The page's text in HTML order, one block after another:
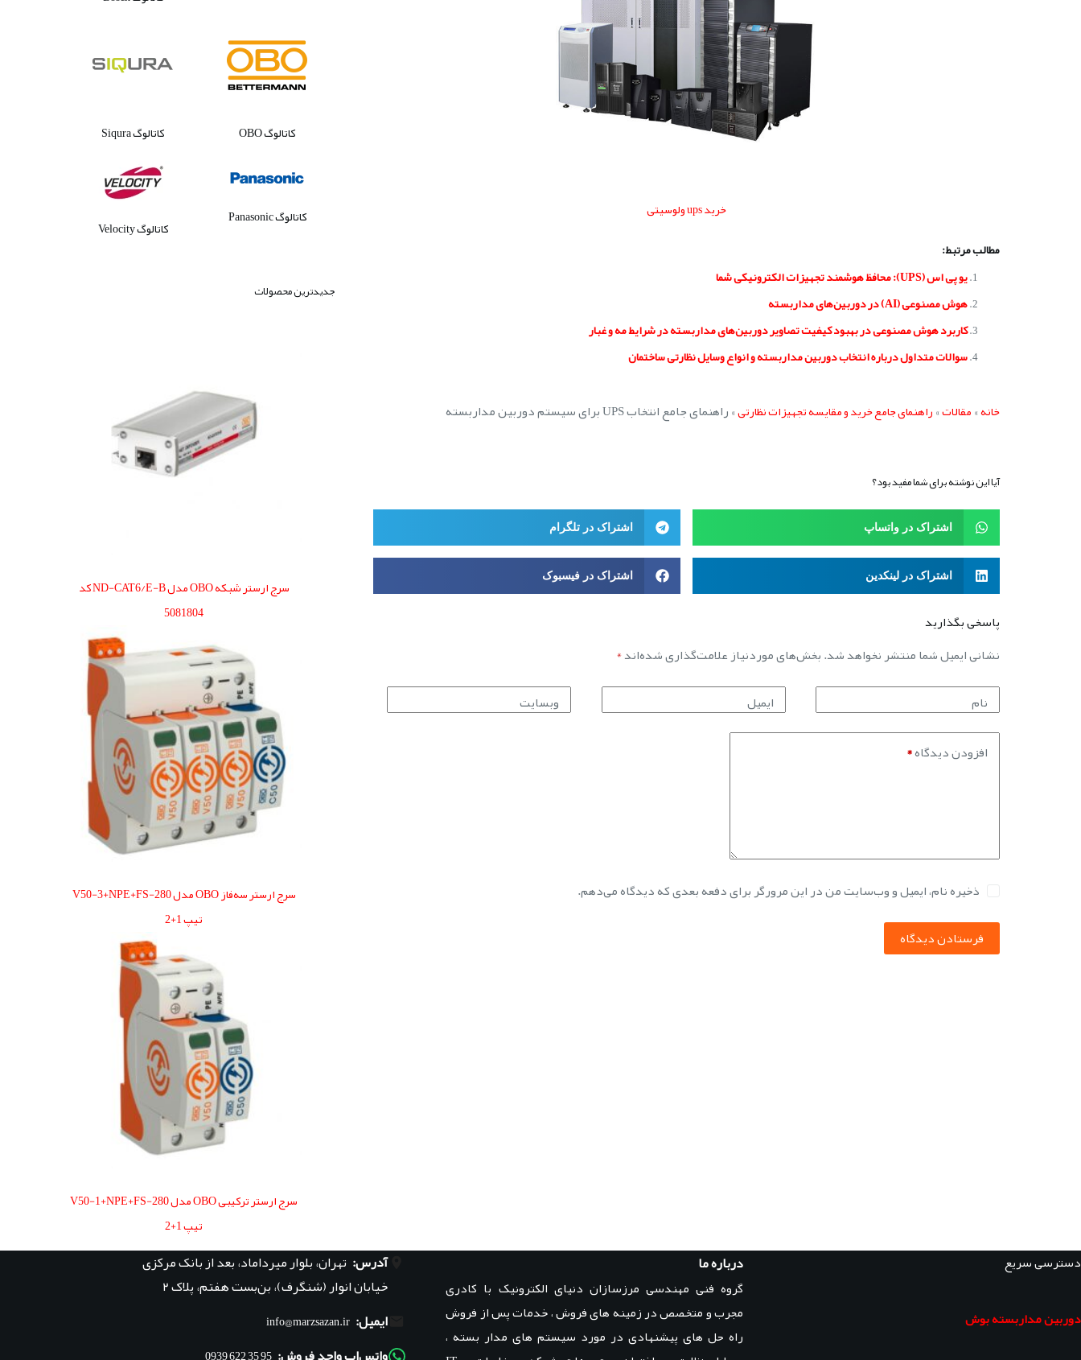
خرید ups ولوسیتی
مطالب مرتبط:
یو پی اس (UPS): محافظ هوشمند تجهیزات الکترونیکی شما
هوش مصنوعی (AI) در دوربین‌های مداربسته
کاربرد هوش مصنوعی در بهبود کیفیت تصاویر دوربین‌های مداربسته در شرایط مه و غبار
سوالات متداول درباره انتخاب دوربین مداربسته و انواع وسایل نظارتی ساختمان
خانه»مقالات»راهنمای جامع خرید و مقایسه تجهیزات نظارتی»راهنمای جامع انتخاب UPS برای سیستم دوربین مداربسته
آیا این نوشته برای شما مفید بود؟
اشتراک در واتساپ اشتراک در تلگرام
اشتراک در لینکدین اشتراک در فیسبوک
پاسخی بگذارید
نشانی ایمیل شما منتشر نخواهد شد.بخش‌های موردنیاز علامت‌گذاری شده‌اند*
نام
ایمیل وبسایت
افزودن دیدگاه*
ذخیره نام، ایمیل و وب‌سایت من در این مرورگر برای دفعه بعدی که دیدگاه می‌دهم.
فرستادن دیدگاه
کاتالوگ OBO کاتالوگ Siqura
کاتالوگ Panasonic
کاتالوگ Velocity
جدیدترین محصولات
سرج ارستر شبکه OBO مدل ND-CAT6/E-B کد
5081804
سرج ارستر سه‌فاز OBO مدل V50-3+NPE+FS-280
تیپ 1+2
سرج ارستر ترکیبی OBO مدل V50-1+NPE+FS-280
تیپ 1+2
دسترسی سریع
دوربین مداربسته بوش
درباره ما
گروه فنی مهندسی مرزسازان دنیای الکترونیک با کادری
مجرب و متخصص در زمینه های فروش ، خدمات پس از فروش
راه حل های پیشنهادی در مورد سیستم های مدار بسته ،
آدرس: تهران، بلوار میرداماد، بعد از بانک مرکزی
خیابان انوار (شنگرف)، بن‌بست هفتم، پلاک ۲
ایمیل: info@marzsazan.ir